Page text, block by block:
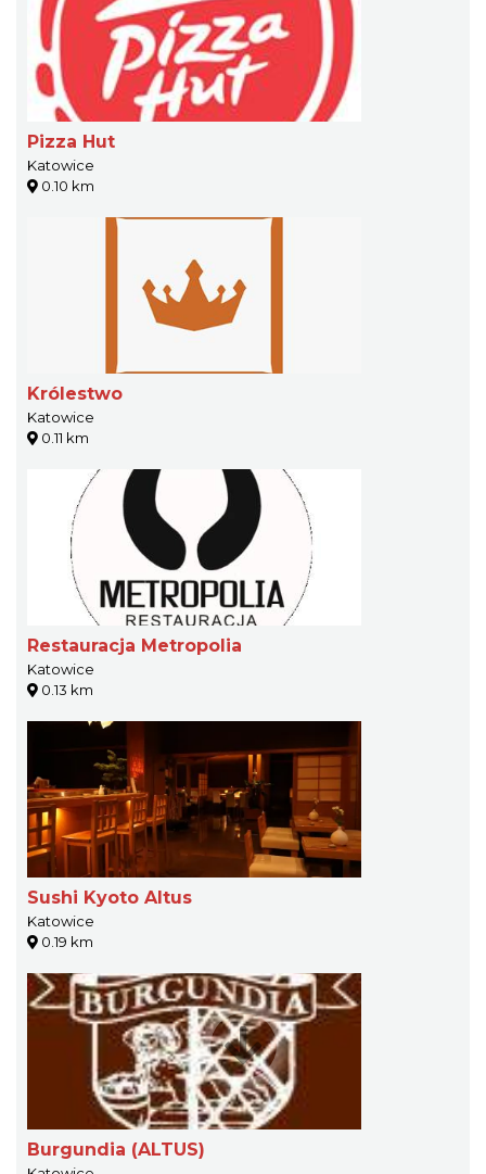
Pizza Hut
Katowice
0.10 km
Królestwo
Katowice
0.11 km
Restauracja Metropolia
Katowice
0.13 km
Sushi Kyoto Altus
Katowice
0.19 km
Burgundia (ALTUS)